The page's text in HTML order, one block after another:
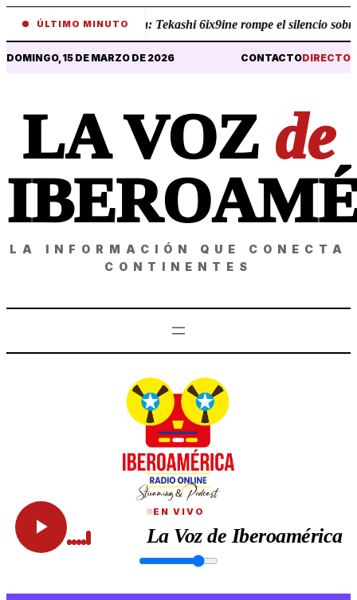
ÚLTIMO MINUTO
desde la celda: Tekashi 6ix9ine rompe el silencio sobre
DOMINGO, 15 DE MARZO DE 2026 CONTACTODIRECTO
LA VOZ de
LA INFORMACIÓN QUE CONECTA
CONTINENTES
EN VIVO
La Voz de Iberoamérica